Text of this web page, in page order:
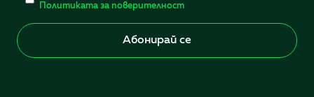
Политиката за поверителност